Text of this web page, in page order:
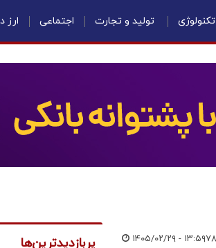
تکنولوژی تولید و تجارت اجتماعی ارز
۱۴۰۵/۰۲/۲۹ - ۱۳:۵۹ پربازدیدترین‌ها